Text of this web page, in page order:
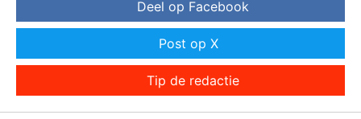
Deel op Facebook
Post op X
Tip de redactie